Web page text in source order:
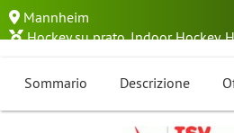
Mannheim
Hockey su prato,Indoor Hockey,
Sommario Descrizione